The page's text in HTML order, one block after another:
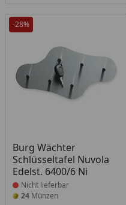
-28%
Burg Wächter
Schlüsseltafel Nuvola
Edelst. 6400/6 Ni
Produkt nicht lieferbar
Nicht lieferbar
24 Münzen